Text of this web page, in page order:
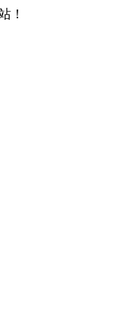
！